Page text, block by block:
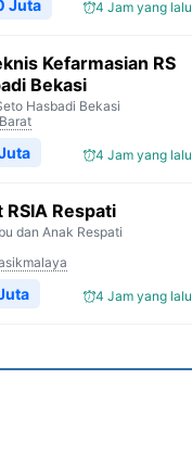
4 Jam yang lalu
Juta
Kefarmasian RS
Bekasi
Hasbadi Bekasi
4 Jam yang lalu
RSIA Respati
dan Anak Respati
4 Jam yang lalu